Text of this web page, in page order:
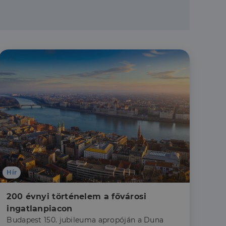
Hír
200 évnyi történelem a fővárosi
ingatlanpiacon
Budapest 150. jubileuma apropóján a Duna
látogatói cookie-
a weboldal
- amely jelentős
Ez a
minden
hogy a
amelyet a
például valós
hogy a
hogy a tárolt